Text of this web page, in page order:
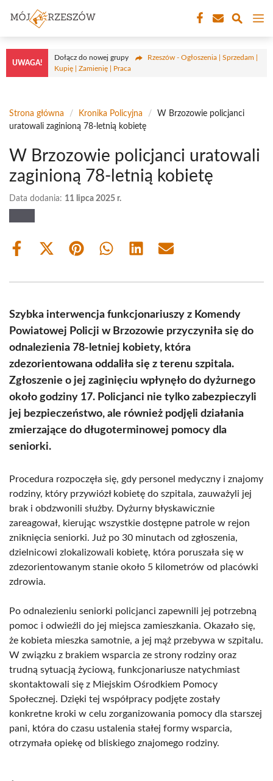
treści
UWAGA!
Dołącz do nowej grupy
Rzeszów - Ogłoszenia | Sprzedam |
Kupię | Zamienię | Praca
Strona główna / Kronika Policyjna /
W Brzozowie policjanci
uratowali zaginioną 78-letnią kobietę
W Brzozowie policjanci uratowali
zaginioną 78-letnią kobietę
Data dodania: 11 lipca 2025 r.
Share
Share
(Twitter)
Share Share Share Share
Szybka interwencja funkcjonariuszy z Komendy
Powiatowej Policji w Brzozowie przyczyniła się do
odnalezienia 78-letniej kobiety, która
zdezorientowana oddaliła się z terenu szpitala.
Zgłoszenie o jej zaginięciu wpłynęło do dyżurnego
około godziny 17. Policjanci nie tylko zabezpieczyli
jej bezpieczeństwo, ale również podjęli działania
zmierzające do długoterminowej pomocy dla
seniorki.
Procedura rozpoczęła się, gdy personel medyczny i znajomy
rodziny, który przywiózł kobietę do szpitala, zauważyli jej
brak i obdzwonili służby. Dyżurny błyskawicznie
zareagował, kierując wszystkie dostępne patrole w rejon
zniknięcia seniorki. Już po 30 minutach od zgłoszenia,
dzielnicowi zlokalizowali kobietę, która poruszała się w
zdezorientowanym stanie około 5 kilometrów od placówki
zdrowia.
Po odnalezieniu seniorki policjanci zapewnili jej potrzebną
pomoc i odwieźli do jej miejsca zamieszkania. Okazało się,
że kobieta mieszka samotnie, a jej mąż przebywa w szpitalu.
W związku z brakiem wsparcia ze strony rodziny oraz
trudną sytuacją życiową, funkcjonariusze natychmiast
skontaktowali się z Miejskim Ośrodkiem Pomocy
Społecznej. Dzięki tej współpracy podjęte zostały
konkretne kroki w celu zorganizowania pomocy dla starszej
pani, która do czasu ustalenia stałej formy wsparcia,
otrzymała opiekę od bliskiego znajomego rodziny.